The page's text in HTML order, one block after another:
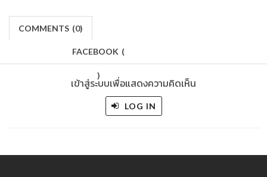
COMMENTS (0)
FACEBOOK (
)
เข้าสู่ระบบเพื่อแสดงความคิดเห็น
LOG IN